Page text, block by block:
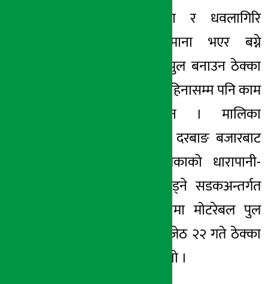
म्याग्दी । मालिका र धवलागिरि
गाउँपालिकाको सिमाना भएर बग्ने
दाङखोलामा पक्की पुल बनाउन ठेक्का
सम्झौता भएको २९ महिनासम्म पनि काम
सुरु भएको छैन । मालिका
गाउँपालिकाको केन्द्र दरबाङ बजारबाट
धवलागिरि गाउँपालिकाको धारापानी-
ताकम हुँदै मुना जोड्ने सडकअन्तर्गत
फेदीस्थित दाङखोलामा मोटरेबल पुल
बनाउन विसं २०७६ जेठ २२ गते ठेक्का
सम्झौता गरिएको थियो ।